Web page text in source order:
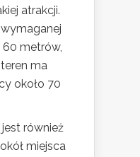
atrakcji.
metrów,
ma
około 70
również
miejsca